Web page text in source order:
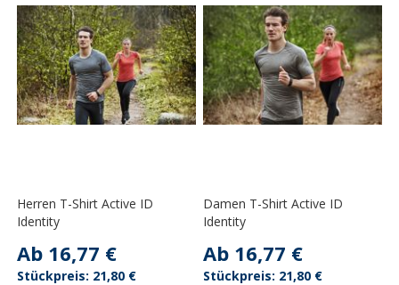
Herren T-Shirt Active ID
Identity
Ab 16,77 €
21,80 €
Damen T-Shirt Active ID
Identity
Ab 16,77 €
21,80 €